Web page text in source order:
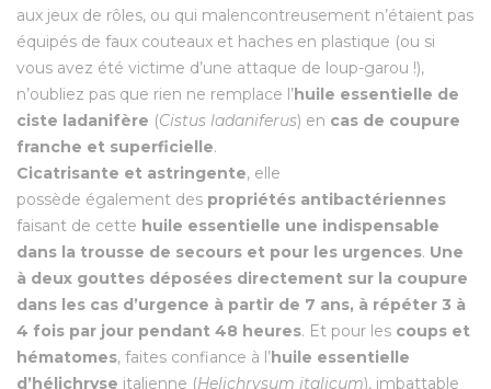
aux jeux de rôles, ou qui malencontreusement n’étaient pas
équipés de faux couteaux et haches en plastique (ou si
vous avez été victime d’une attaque de loup-garou !),
n’oubliez pas que rien ne remplace l’huile essentielle de
ciste ladanifère (Cistus ladaniferus) en cas de coupure
franche et superficielle.
Cicatrisante et astringente, elle
possède également des propriétés antibactériennes
faisant de cette huile essentielle une indispensable
dans la trousse de secours et pour les urgences. Une
à deux gouttes déposées directement sur la coupure
dans les cas d’urgence à partir de 7 ans, à répéter 3 à
4 fois par jour pendant 48 heures. Et pour les coups et
hématomes, faites confiance à l’huile essentielle
d’hélichryse italienne (Helichrysum italicum), imbattable